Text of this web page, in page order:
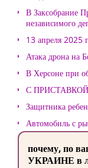
В Заксобрание
независимого
13 апреля 2025
Атака дрона на
В Херсоне при
С
Защитника
Автомобиль с
почему, по
УКРАИНЕ в